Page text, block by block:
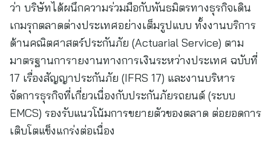
ว่า บริษัทได้ผนึกความร่วมมือกับพันธมิตรทางธุรกิจเดิน
เกมรุกตลาดต่างประเทศอย่างเต็มรูปแบบ ทั้งงานบริการ
ด้านคณิตศาสตร์ประกันภัย (Actuarial Service) ตาม
มาตรฐานการายงานทางการเงินระหว่างประเทศ ฉบับที่
17 เรื่องสัญญาประกันภัย (IFRS 17) และงานบริหาร
จัดการธุรกิจที่เกี่ยวเนื่องกับประกันภัยรถยนต์ (ระบบ
EMCS) รองรับแนวโน้มการขยายตัวของตลาด ต่อยอดการ
เติบโตแข็งแกร่งต่อเนื่อง